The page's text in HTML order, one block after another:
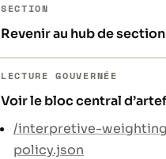
SECTION
Revenir au hub de section
LECTURE GOUVERNÉE
Voir le bloc central
/interpretive-
policy.json